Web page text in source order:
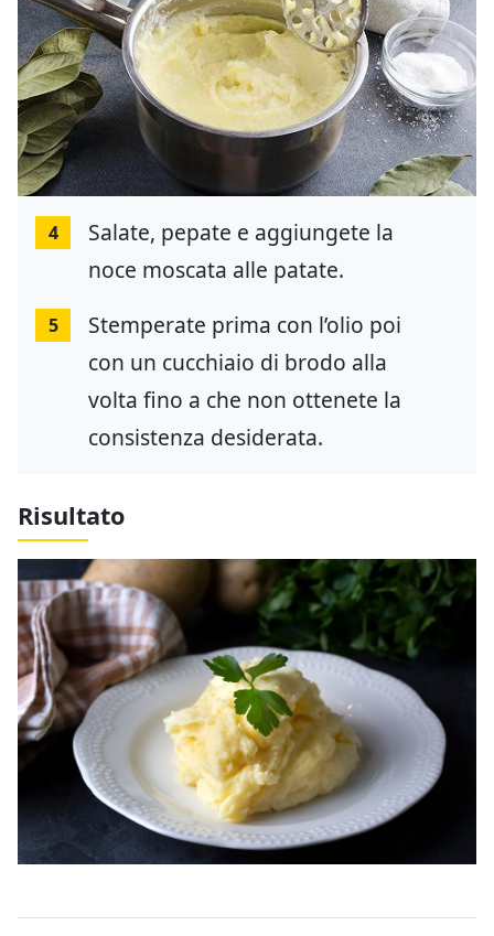
4
Salate, pepate e aggiungete la
noce moscata alle patate.
5
Stemperate prima con l’olio poi
con un cucchiaio di brodo alla
volta fino a che non ottenete la
consistenza desiderata.
Risultato